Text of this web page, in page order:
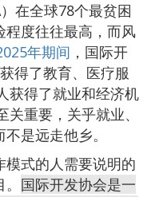
）在全球78个最贫困
程度往往最高，而风
年期间 ，国际开
得了教育、医疗服
获得了就业和经济机
重要，关乎就业、
是远走他乡。
式的人需要说明的
国际开发协会是一